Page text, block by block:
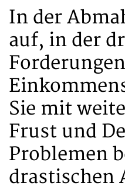
In der
auf, in der
Sie mit
Frust und
Problemen
drastischen